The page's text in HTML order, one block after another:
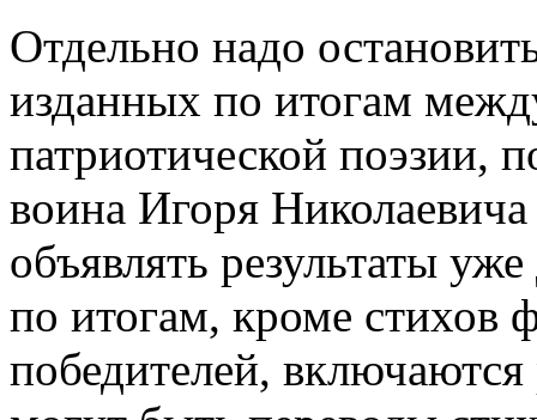
Отдельно надо
изданных по итогам
патриотической поэзии,
воина Игоря
объявлять результаты
по итогам, кроме стихов
победителей,